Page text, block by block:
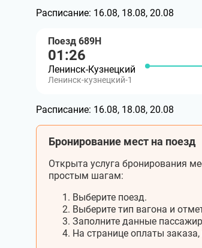
Расписание: 16.08, 18.08, 20.08
Поезд 689Н
01:26
Ленинск-Кузнецкий
Ленинск-кузнецкий-1
Расписание: 16.08, 18.08, 20.08
Бронирование мест на поезд
Открыта услуга бронирования
простым шагам:
Выберите поезд.
Выберите тип вагона и
Заполните данные
На странице оплаты